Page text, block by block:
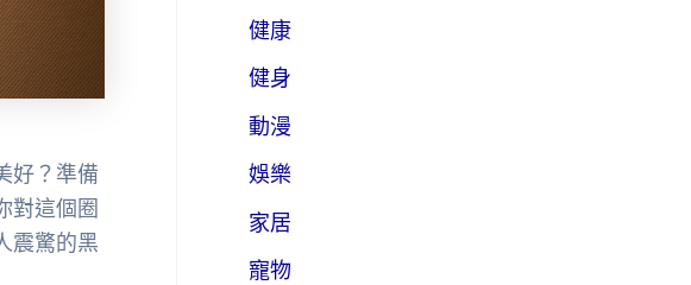
好？準備
對這個圈
震驚的黑
健康
健身
動漫
娛樂
家居
寵物